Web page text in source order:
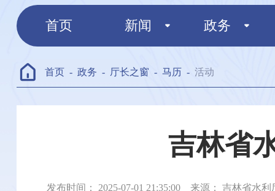
首页 新闻 政务
首页 - 政务 - 厅长之窗 - 马历 - 活动
吉林省
发布时间： 2025-07-01 21:35:00 来源： 吉林省水利